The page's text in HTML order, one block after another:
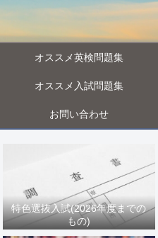
オススメ英検問題集
オススメ入試問題集
お問い合わせ
特色選抜入試(2026年度までの
もの)